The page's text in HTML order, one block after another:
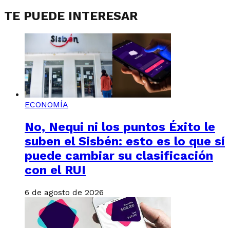
TE PUEDE INTERESAR
ECONOMÍA
No, Nequi ni los puntos Éxito le
suben el Sisbén: esto es lo que sí
puede cambiar su clasificación
con el RUI
6 de agosto de 2026